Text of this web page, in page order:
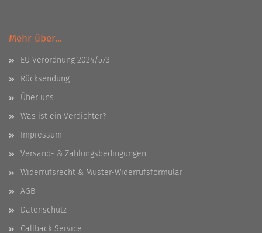
Mehr über...
EU Verordnung 2024/573
Rücksendung
Über uns
Was ist ein Verdichter?
Impressum
Versand- & Zahlungsbedingungen
Widerrufsrecht & Muster-Widerrufsformular
AGB
Datenschutz
Callback Service